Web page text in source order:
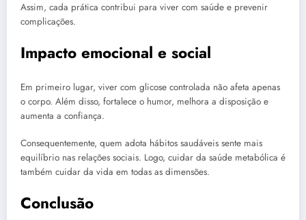
Assim, cada prática contribui para viver com saúde e prevenir
complicações.
Impacto emocional e social
Em primeiro lugar, viver com glicose controlada não afeta apenas
o corpo. Além disso, fortalece o humor, melhora a disposição e
aumenta a confiança.
Consequentemente, quem adota hábitos saudáveis sente mais
equilíbrio nas relações sociais. Logo, cuidar da saúde metabólica é
também cuidar da vida em todas as dimensões.
Conclusão